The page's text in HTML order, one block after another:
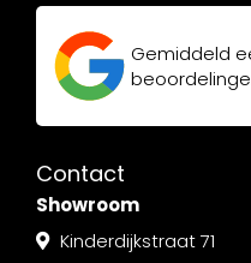
Gemiddeld
Contact
Showroom
Kinderdijkstraat 71